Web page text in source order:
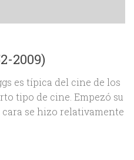
2009)
es típica del cine de los
tipo de cine. Empezó su
se hizo relativamente